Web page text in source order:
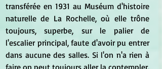
transférée en 1931 au Muséum d'histoire
naturelle de La Rochelle, où elle trône
toujours, superbe, sur le palier de
l'escalier principal, faute d'avoir pu entrer
dans aucune des salles. Si l'on n'a rien à
faire on peut toujours aller la contempler.